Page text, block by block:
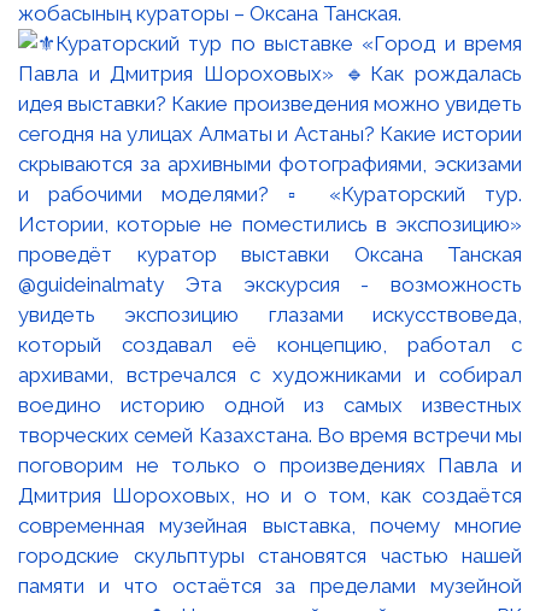
жобасының кураторы – Оксана Танская.